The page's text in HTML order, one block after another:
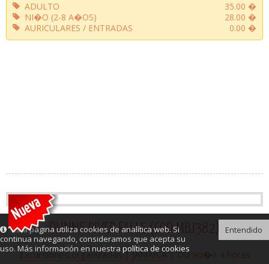
ADULTO
35.00 �
NI�O (2-8 A�OS)
28.00 �
AURICULARES / ENTRADAS
0.00 �
DUNNS RIVER FALLS (COD MBJ382)
Excursiones organizadas|JAMAICA| Duraci�n 4 horas
Entendido
Esta página utiliza cookies de analítica web. Si
continua navegando, consideramos que acepta su
uso. Más información en nuestra política de cookies